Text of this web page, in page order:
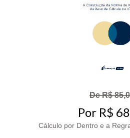
De R$
Por R$
Cálculo por Dentro e a